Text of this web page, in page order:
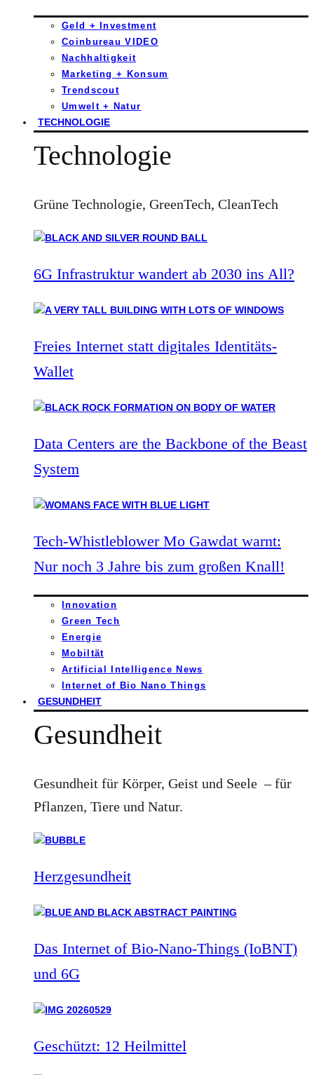
Geld + Investment
Coinbureau VIDEO
Nachhaltigkeit
Marketing + Konsum
Trendscout
Umwelt + Natur
TECHNOLOGIE
Technologie
Grüne Technologie, GreenTech, CleanTech
6G Infrastruktur wandert ab 2030 ins All?
Freies Internet statt digitales Identitäts-
Wallet
Data Centers are the Backbone of the Beast
System
Tech-Whistleblower Mo Gawdat warnt:
Nur noch 3 Jahre bis zum großen Knall!
Innovation
Green Tech
Energie
Mobiltät
Artificial Intelligence News
Internet of Bio Nano Things
GESUNDHEIT
Gesundheit
Gesundheit für Körper, Geist und Seele – für
Pflanzen, Tiere und Natur.
Herzgesundheit
Das Internet of Bio-Nano-Things (IoBNT)
und 6G
Geschützt: 12 Heilmittel